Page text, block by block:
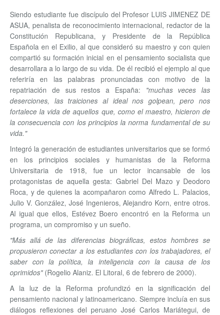
Siendo estudiante fue discípulo del Profesor LUIS JIMENEZ DE
ASUA, penalista de reconocimiento internacional, redactor de la
Constitución Republicana, y Presidente de la República
Española en el Exilio, al que consideró su maestro y con quien
compartió su formación inicial en el pensamiento socialista que
desarrollara a lo largo de su vida. De él recibió el ejemplo al que
referiría en las palabras pronunciadas con motivo de la
repatriación de sus restos a España: "muchas veces las
deserciones, las traiciones al ideal nos golpean, pero nos
fortalece la vida de aquellos que, como el maestro, hicieron de
la consecuencia con los principios la norma fundamental de su
vida."
Integró la generación de estudiantes universitarios que se formó
en los principios sociales y humanistas de la Reforma
Universitaria de 1918, fue un lector incansable de los
protagonistas de aquella gesta: Gabriel Del Mazo y Deodoro
Roca, y de quienes la acompañaron como Alfredo L. Palacios,
Julio V. González, José Ingenieros, Alejandro Korn, entre otros.
Al igual que ellos, Estévez Boero encontró en la Reforma un
programa, un compromiso y un sueño.
"Más allá de las diferencias biográficas, estos hombres se
propusieron conectar a los estudiantes con los trabajadores, el
saber con la política, la inteligencia con la causa de los
oprimidos"(Rogelio Alaniz. El Litoral, 6 de febrero de 2000).
A la luz de la Reforma profundizó en la significación del
pensamiento nacional y latinoamericano. Siempre incluía en sus
diálogos reflexiones del peruano José Carlos Mariátegui, de